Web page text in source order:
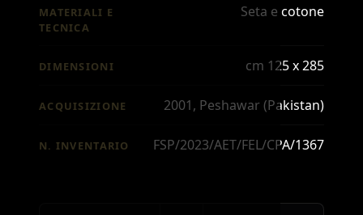
MATERIALI E
TECNICA
Seta e cotone
DIMENSIONI cm 125 x 285
ACQUISIZIONE 2001, Peshawar (Pakistan)
N. INVENTARIO FSP/2023/AET/FEL/CPA/1367